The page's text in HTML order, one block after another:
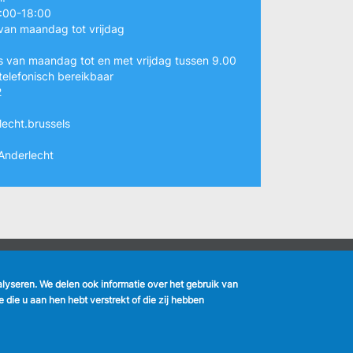
18:00
maandag tot vrijdag
van maandag tot en met vrijdag tussen 9.00
bereikbaar
We delen ook informatie over het gebruik van
die u aan hen hebt verstrekt of die zij hebben